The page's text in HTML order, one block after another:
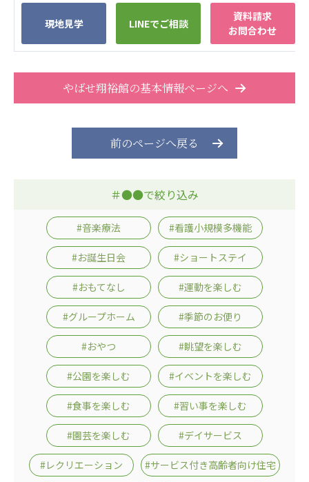
現地見学 LINEでご相談
資料請求
お問合わせ
やばせ翔裕館の基本情報ページへ
前のページへ戻る
＃●●で絞り込み
#音楽療法 #看護小規模多機能
#お誕生日会 #ショートステイ
#おもてなし #運動を楽しむ
#グループホーム #季節のお便り
#おやつ #眺望を楽しむ
#公園を楽しむ #イベントを楽しむ
#食事を楽しむ #習い事を楽しむ
#園芸を楽しむ #デイサービス
#レクリエーション #サービス付き高齢者向け住宅